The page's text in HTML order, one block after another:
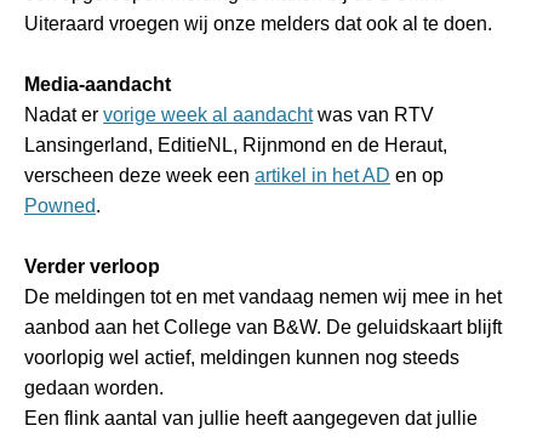
Uiteraard vroegen wij onze melders dat ook al te doen.
Media-aandacht
Nadat er vorige week al aandacht was van RTV
Lansingerland, EditieNL, Rijnmond en de Heraut,
verscheen deze week een artikel in het AD en op
Powned.
Verder verloop
De meldingen tot en met vandaag nemen wij mee in het
aanbod aan het College van B&W. De geluidskaart blijft
voorlopig wel actief, meldingen kunnen nog steeds
gedaan worden.
Een flink aantal van jullie heeft aangegeven dat jullie